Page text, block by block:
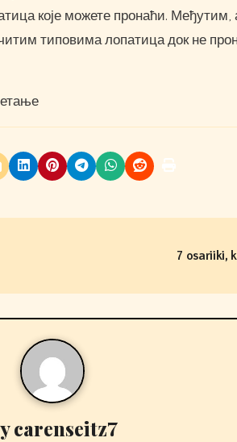
које можете пронаћи. Међутим,
типовима лопатица док не
7 osariiki,
carenseitz7